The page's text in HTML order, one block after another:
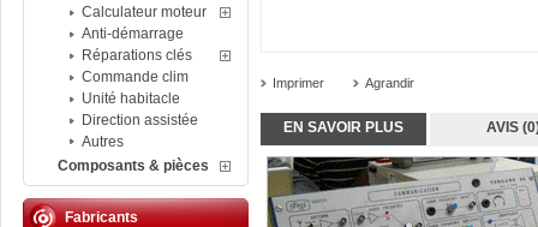
Calculateur moteur
Anti-démarrage
Réparations clés
Commande clim
Unité habitacle
Direction assistée
Autres
Composants & pièces
Fabricants
Imprimer Agrandir
EN SAVOIR PLUS AVIS